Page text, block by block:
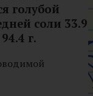
голубой
соли 33.9
г.